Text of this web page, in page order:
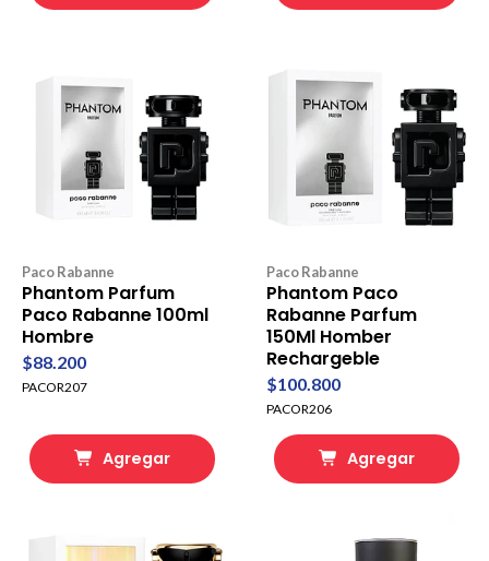
Paco Rabanne
Phantom Parfum
Paco Rabanne 100ml
Hombre
$88.200
PACOR207
Agregar
Paco Rabanne
Phantom Paco
Rabanne Parfum
150Ml Homber
Rechargeble
$100.800
PACOR206
Agregar